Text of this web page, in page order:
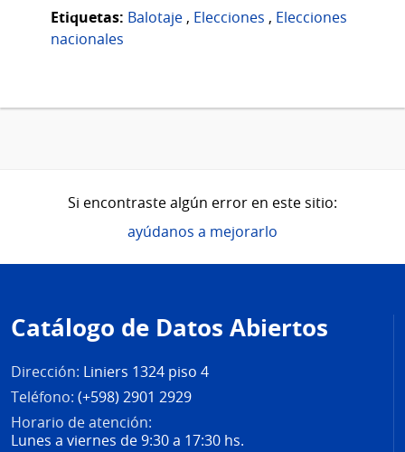
Etiquetas: Balotaje , Elecciones , Elecciones
nacionales
Si encontraste algún error en este sitio:
ayúdanos a mejorarlo
de
página
Catálogo de Datos Abiertos
Dirección: Liniers 1324 piso 4
Teléfono: (+598) 2901 2929
Horario de atención:
Lunes a viernes de 9:30 a 17:30 hs.